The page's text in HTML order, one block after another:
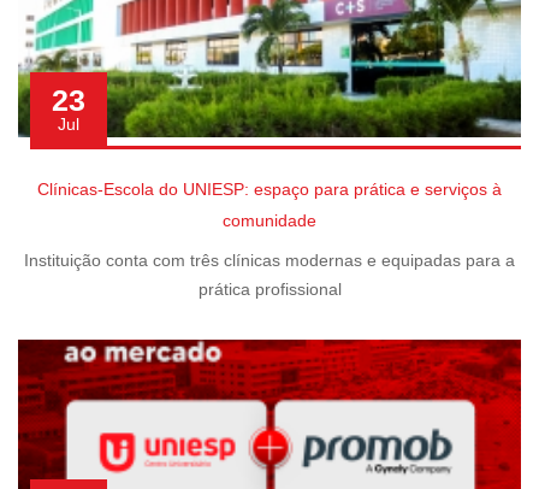
23
Jul
Clínicas-Escola do UNIESP: espaço para prática e serviços à
comunidade
Instituição conta com três clínicas modernas e equipadas para a
prática profissional